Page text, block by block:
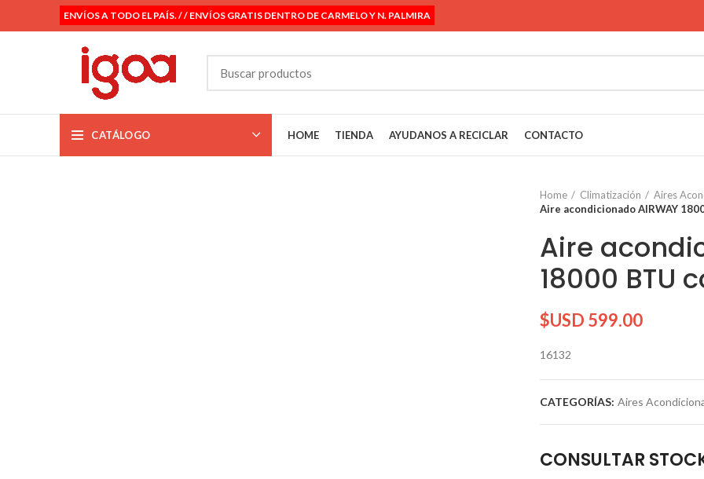
ENVÍOS A TODO EL PAÍS. / / ENVÍOS GRATIS DENTRO DE CARMELO Y N. PALMIRA
CATÁLOGO HOME TIENDA AYUDANOS A RECICLAR CONTACTO
Home Climatización Aires
Aire acondicionado AIRWAY
Aire
18000 BTU
$USD 599.00
16132
CATEGORÍAS: Aires
CONSULTAR